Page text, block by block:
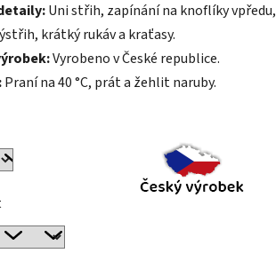
Uni střih, zapínání na knoflíky vpředu,
krátký rukáv a kraťasy.
Vyrobeno v České republice.
Praní na 40 °C, prát a žehlit naruby.